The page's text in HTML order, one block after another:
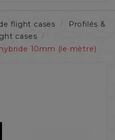
flight cases
Profilés &
cases
10mm (le mètre)